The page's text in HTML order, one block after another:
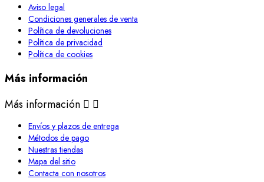
Aviso legal
Condiciones generales de venta
Política de devoluciones
Política de privacidad
Política de cookies
Más información
Más información  
Envíos y plazos de entrega
Métodos de pago
Nuestras tiendas
Mapa del sitio
Contacta con nosotros